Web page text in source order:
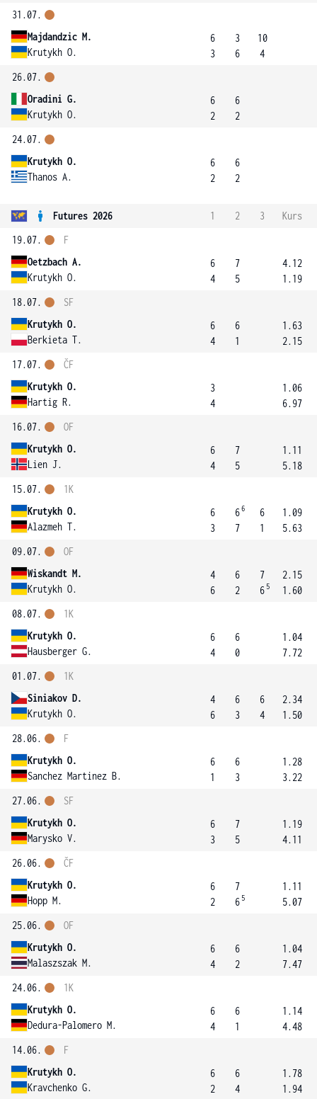
31.07.
Majdandzic M.
Krutykh O.
6
3
3
6
10
4
26.07.
Oradini G.
Krutykh O.
6
2
6
2
24.07.
Krutykh O.
Thanos A.
6
2
6
2
Futures 2026 1 2 3
Kurs
19.07.
Oetzbach A.
Krutykh O.
F
6
4
7
5
4.12
1.19
18.07.
Krutykh O.
Berkieta T.
SF
6
4
6
1
1.63
2.15
17.07.
Krutykh O.
Hartig R.
ČF
3
4
1.06
6.97
16.07.
Krutykh O.
Lien J.
OF
6
4
7
5
1.11
5.18
15.07.
Krutykh O.
Alazmeh T.
1K
6
3
66
7
6
1
1.09
5.63
09.07.
Wiskandt M.
Krutykh O.
OF
4
6
6
2
7
6 5
2.15
1.60
08.07.
Krutykh O.
Hausberger G.
1K
6
4
6
0
1.04
7.72
01.07.
Siniakov D.
Krutykh O.
1K
4
6
6
3
6
4
2.34
1.50
28.06.
Krutykh O.
Sanchez Martinez B.
F
6
1
6
3
1.28
3.22
27.06.
Krutykh O.
Marysko V.
SF
6
3
7
5
1.19
4.11
26.06.
Krutykh O.
Hopp M.
ČF
6
2
7
6 5
1.11
5.07
25.06.
Krutykh O.
Malaszszak M.
OF
6
4
6
2
1.04
7.47
24.06.
Krutykh O.
Dedura-Palomero M.
1K
6
4
6
1
1.14
4.48
14.06.
Krutykh O.
Kravchenko G.
F
6
2
6
4
1.78
1.94